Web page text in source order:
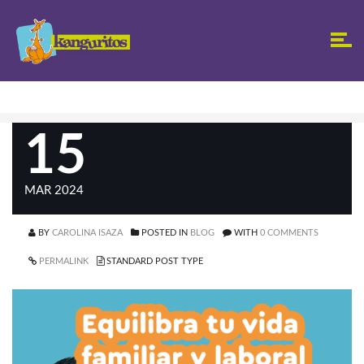
15
MAR 2024
BY CAROLINA ISAZA POSTED IN BLOG WITH 0 COMMENTS
PERMALINK STANDARD POST TYPE